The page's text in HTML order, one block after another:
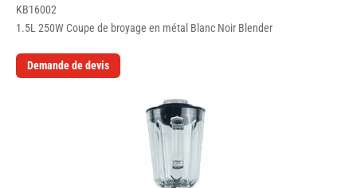
KB16002
1.5L 250W Coupe de broyage en métal Blanc Noir Blender
Demande de devis